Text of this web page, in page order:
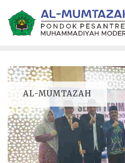
AL-MUMTAZAH